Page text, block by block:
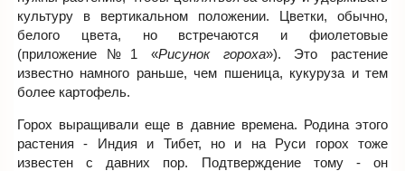
культуру в вертикальном положении. Цветки, обычно,
белого цвета, но встречаются и фиолетовые
(приложение№1 «Рисунок гороха»). Это растение
известно намного раньше, чем пшеница, кукуруза и тем
более картофель.
Горох выращивали еще в давние времена. Родина этого
растения - Индия и Тибет, но и на Руси горох тоже
известен с давних пор. Подтверждение тому - он